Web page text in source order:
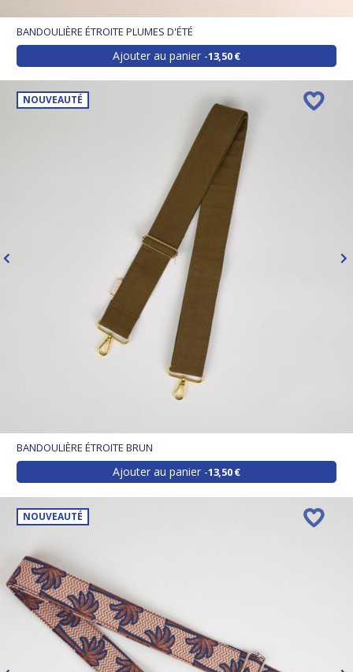
BANDOULIÈRE ÉTROITE PLUMES D'ÉTÉ
Ajouter au panier 13,50 €
NOUVEAUTÉ
BANDOULIÈRE ÉTROITE BRUN
Ajouter au panier 13,50 €
NOUVEAUTÉ